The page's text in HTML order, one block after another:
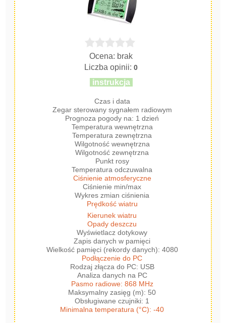
Ocena: brak
Liczba opinii:0
instrukcja
Czas i data
Zegar sterowany sygnałem radiowym
Prognoza pogody na: 1 dzień
Temperatura wewnętrzna
Temperatura zewnętrzna
Wilgotność wewnętrzna
Wilgotność zewnętrzna
Punkt rosy
Temperatura odczuwalna
Ciśnienie atmosferyczne
Ciśnienie min/max
Wykres zmian ciśnienia
Prędkość wiatru
Kierunek wiatru
Opady deszczu
Wyświetlacz dotykowy
Zapis danych w pamięci
Wielkość pamięci (rekordy danych): 4080
Podłączenie do PC
Rodzaj złącza do PC: USB
Analiza danych na PC
Pasmo radiowe: 868 MHz
Maksymalny zasięg (m): 50
Obsługiwane czujniki: 1
Minimalna temperatura (°C): -40